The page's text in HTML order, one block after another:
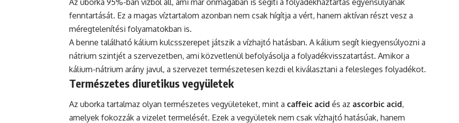
Az uborka 95%-ban vízből áll, ami már önmagában is segíti a folyadékháztartás egyensúlyának
fenntartását. Ez a magas víztartalom azonban nem csak hígítja a vért, hanem aktívan részt vesz a
méregtelenítési folyamatokban is.
A benne található kálium kulcsszerepet játszik a vízhajtó hatásban. A kálium segít kiegyensúlyozni a
nátrium szintjét a szervezetben, ami közvetlenül befolyásolja a folyadékvisszatartást. Amikor a
kálium-nátrium arány javul, a szervezet természetesen kezdi el kiválasztani a felesleges folyadékot.
Természetes diuretikus vegyületek
Az uborka tartalmaz olyan természetes vegyületeket, mint a caffeic acid és az ascorbic acid,
amelyek fokozzák a vizelet termelését. Ezek a vegyületek nem csak vízhajtó hatásúak, hanem